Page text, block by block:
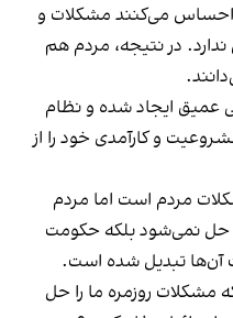
احساس می‌کنند مشکلات و
در نتیجه، مردم هم
عمیق ایجاد شده و نظام
و کارآمدی خود را از
مردم است اما مردم
حل نمی‌شود بلکه حکومت
آن‌ها تبدیل شده است.
مشکلات روزمره ما را حل